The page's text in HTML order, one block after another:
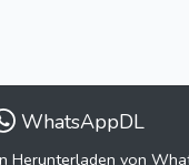
WhatsAppDL
Herunterladen von